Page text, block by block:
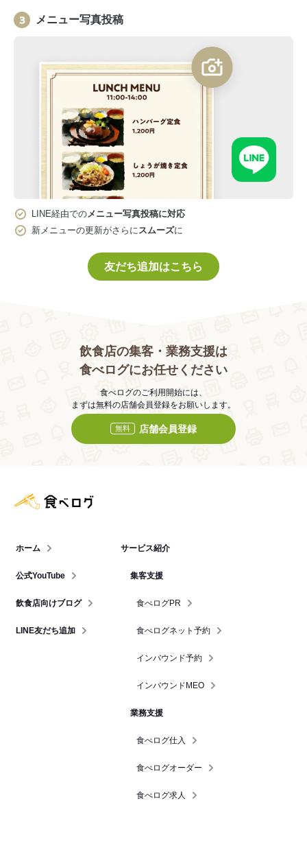
メニュー写真投稿
LINE経由でのメニュー写真投稿に対応
新メニューの更新がさらにスムーズに
友だち追加はこちら
飲食店の集客・業務支援は
食べログにお任せください
食べログのご利用開始には、
まずは無料の店舗会員登録をお願いします。
無料 店舗会員登録
ホーム
公式YouTube
飲食店向けブログ
LINE友だち追加
サービス紹介
集客支援
食べログPR
食べログネット予約
インバウンド予約
インバウンドMEO
業務支援
食べログ仕入
食べログオーダー
食べログ求人